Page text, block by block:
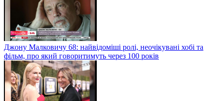
Джону Малковичу 68: найвідоміші ролі, неочікувані хобі та
фільм, про який говоритимуть через 100 років